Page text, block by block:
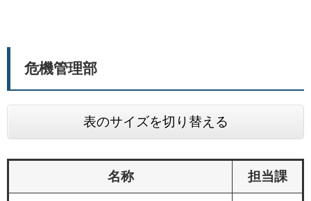
危機管理部
表のサイズを切り替える
名称 担当課